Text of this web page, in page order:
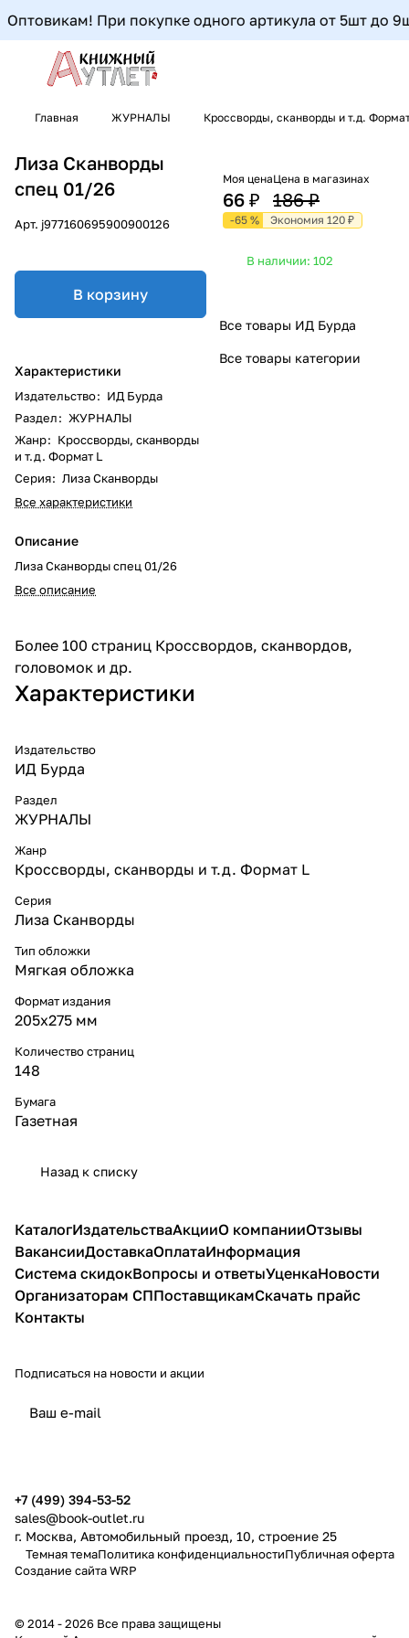
При покупке одного артикула от 5шт до
Главная ЖУРНАЛЫ Кроссворды, сканворды и т.д.
Лиза Сканворды
спец 01/26
Арт. j977160695900900126
В корзину
Характеристики
Издательство: ИД Бурда
Раздел: ЖУРНАЛЫ
Жанр: Кроссворды, сканворды
и т.д. Формат L
Серия: Лиза Сканворды
Все характеристики
Описание
Лиза Сканворды спец 01/26
Все описание
Моя цена
66 ₽
Цена в магазинах
186 ₽
-65 % Экономия 120 ₽
В наличии: 102
Все товары ИД Бурда
Все товары категории
Более 100 страниц Кроссвордов, сканвордов,
головомок и др.
Характеристики
Издательство
ИД Бурда
Раздел
ЖУРНАЛЫ
Жанр
Кроссворды, сканворды и т.д. Формат L
Серия
Лиза Сканворды
Тип обложки
Мягкая обложка
Формат издания
205x275 мм
Количество страниц
148
Бумага
Газетная
Назад к списку
КаталогИздательстваАкцииО компанииОтзывы
ВакансииДоставкаОплатаИнформация
Система скидокВопросы и ответыУценкаНовости
Организаторам СППоставщикамСкачать прайс
Контакты
Подписаться на новости и акции
+7 (499) 394-53-52
sales@book-outlet.ru
г. Москва, Автомобильный проезд, 10, строение 25
Темная темаПолитика конфиденциальностиПубличная оферта
Создание сайтаWRP
© 2014 - 2026 Все права защищены